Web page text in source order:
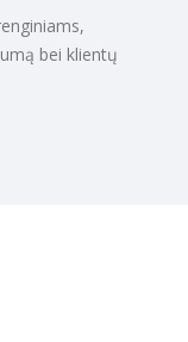
bei klientų